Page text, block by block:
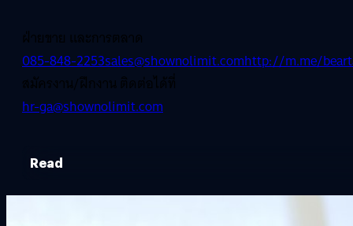
ฝ่ายขาย และการตลาด
085-848-2253sales@shownolimit.comhttp://m.me/
สมัครงาน/ฝึกงาน ติดต่อได้ที่
hr-ga@shownolimit.com
Read